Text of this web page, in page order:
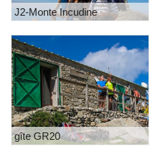
J2-Monte Incudine
gîte GR20